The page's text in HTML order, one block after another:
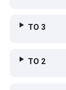
ТО 3
ТО 2